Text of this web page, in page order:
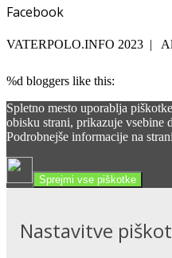
Facebook
VATERPOLO.INFO 2023 |
%d bloggers like this:
Spletno mesto uporablja
obisku strani, prikazuje vsebine
Podrobnejše informacije na strani
Sprejmi vse piškotke
Nastavitve